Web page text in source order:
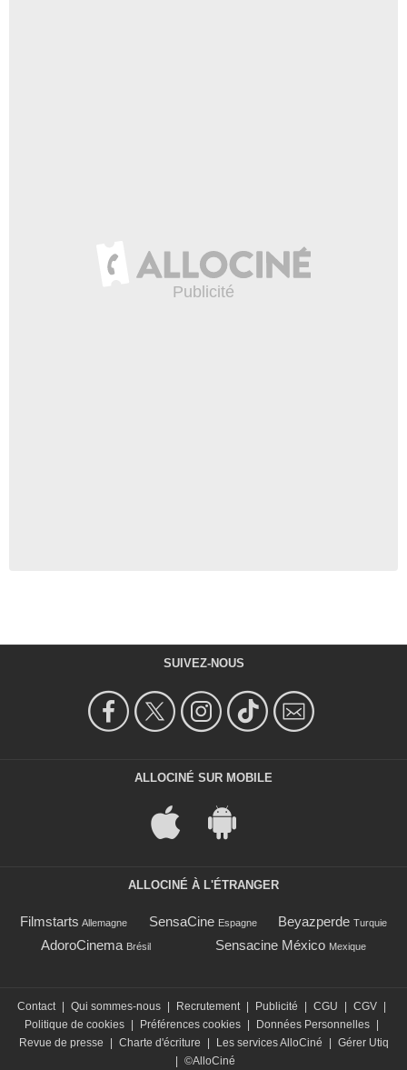
SUIVEZ-NOUS
ALLOCINÉ SUR MOBILE
ALLOCINÉ À L'ÉTRANGER
Filmstarts Allemagne SensaCine Espagne Beyazperde Turquie
AdoroCinema Brésil Sensacine México Mexique
Contact Qui sommes-nous Recrutement Publicité CGU CGV
Politique de cookies
Préférences cookies Données Personnelles
Revue de presse
Charte d'écriture Les services AlloCiné
Gérer Utiq
©AlloCiné